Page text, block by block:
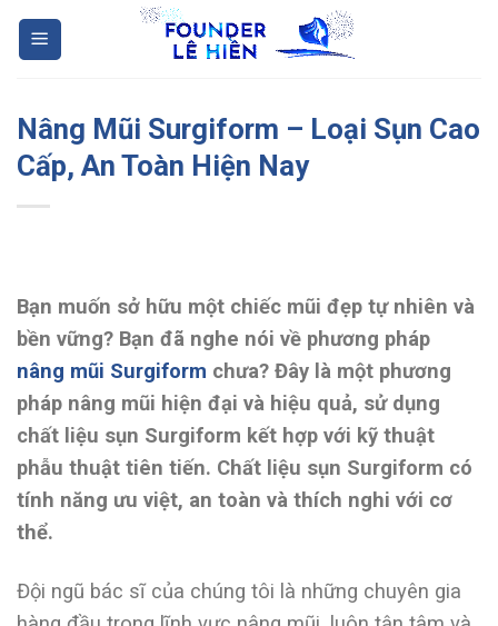
Skip
Nâng Mũi Surgiform – Loại Sụn Cao
Cấp, An Toàn Hiện Nay
Bạn muốn sở hữu một chiếc mũi đẹp tự nhiên và
bền vững? Bạn đã nghe nói về phương pháp
nâng mũi Surgiform chưa? Đây là một phương
pháp nâng mũi hiện đại và hiệu quả, sử dụng
chất liệu sụn Surgiform kết hợp với kỹ thuật
phẫu thuật tiên tiến. Chất liệu sụn Surgiform có
tính năng ưu việt, an toàn và thích nghi với cơ
thể.
Đội ngũ bác sĩ của chúng tôi là những chuyên gia